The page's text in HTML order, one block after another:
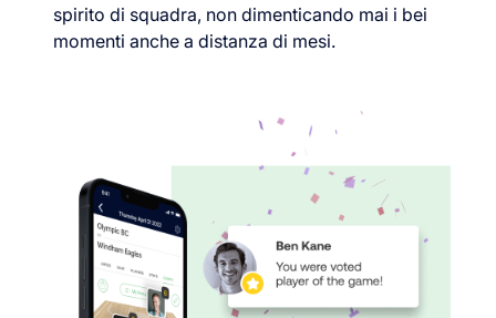
spirito di squadra, non dimenticando mai i bei
momenti anche a distanza di mesi.